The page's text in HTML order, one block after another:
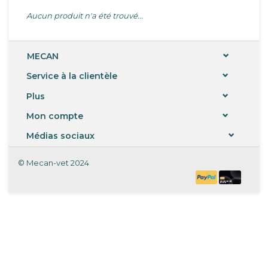
Aucun produit n'a été trouvé...
MECAN
Service à la clientèle
Plus
Mon compte
Médias sociaux